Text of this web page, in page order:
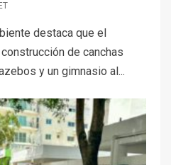
destaca que el
de canchas
y un gimnasio al...